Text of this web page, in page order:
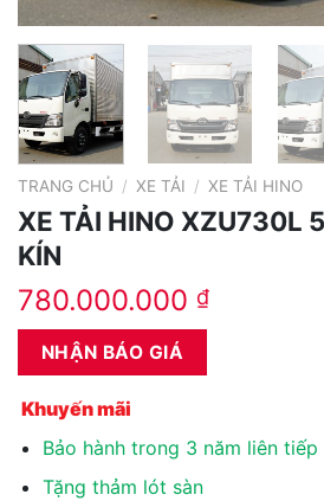
TRANG CHỦ / XE TẢI / XE TẢI HINO
XE TẢI HINO XZU730L
KÍN
780.000.000 ₫
NHẬN BÁO GIÁ
Khuyến mãi
Bảo hành trong 3 năm liên tiếp
Tặng thảm lót sàn